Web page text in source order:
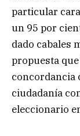
particular
un 95 por
dado cabales
propuesta
concordancia
ciudadanía
eleccionario